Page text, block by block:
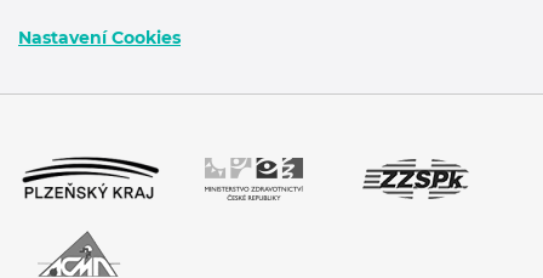
Nastavení Cookies